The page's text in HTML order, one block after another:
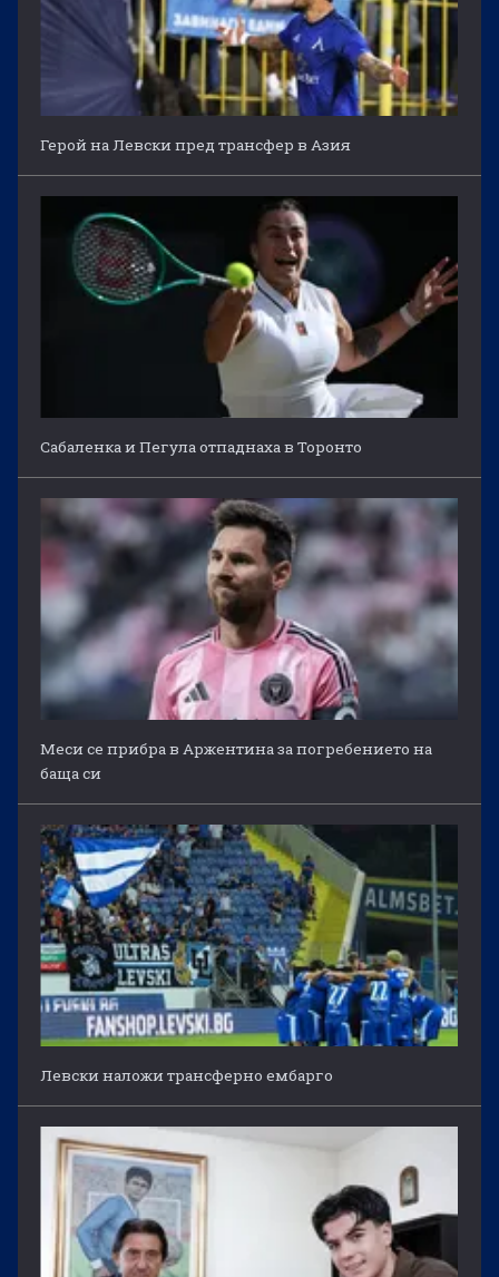
Герой на Левски пред трансфер в Азия
Сабаленка и Пегула отпаднаха в Торонто
Меси се прибра в Аржентина за погребението на
баща си
Левски наложи трансферно ембарго